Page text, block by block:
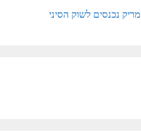
נכנסים לשוק הסיני​